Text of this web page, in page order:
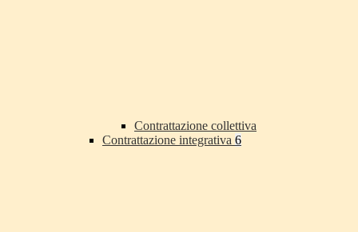
Contrattazione collettiva
Contrattazione integrativa 6